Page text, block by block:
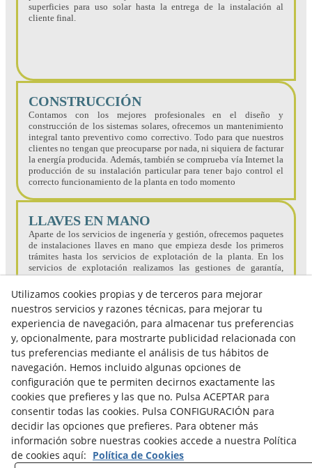
superficies para uso solar hasta la entrega de la instalación al
cliente final.
CONSTRUCCIÓN
Contamos con los mejores profesionales en el diseño y
construcción de los sistemas solares, ofrecemos un mantenimiento
integral tanto preventivo como correctivo. Todo para que nuestros
clientes no tengan que preocuparse por nada, ni siquiera de facturar
la energía producida. Además, también se comprueba vía Internet la
producción de su instalación particular para tener bajo control el
correcto funcionamiento de la planta en todo momento
LLAVES EN MANO
Aparte de los servicios de ingenería y gestión, ofrecemos paquetes
de instalaciones llaves en mano que empieza desde los primeros
trámites hasta los servicios de explotación de la planta. En los
servicios de explotación realizamos las gestiones de garantía,
contratos con la aseguranza y también, la gestión administrativa y
fiscal de la sociedad.
Aviso Legal
Política Cookies
Política de Privacidad
Av. Catalunya, 65 bxs - 25300 Tàrrega Lleida - T. +34 973 314 720
Utilizamos cookies propias y de terceros para mejorar
nuestros servicios y razones técnicas, para mejorar tu
experiencia de navegación, para almacenar tus preferencias
y, opcionalmente, para mostrarte publicidad relacionada con
tus preferencias mediante el análisis de tus hábitos de
navegación. Hemos incluido algunas opciones de
configuración que te permiten decirnos exactamente las
cookies que prefieres y las que no. Pulsa ACEPTAR para
consentir todas las cookies. Pulsa CONFIGURACIÓN para
decidir las opciones que prefieres. Para obtener más
información sobre nuestras cookies accede a nuestra Política
de cookies aquí: Política de Cookies